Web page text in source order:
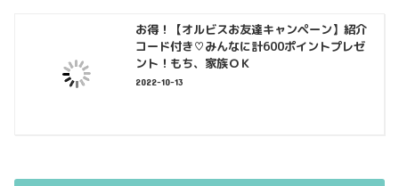
お得！【オルビスお友達キャンペーン】紹介
コード付き♡みんなに計600ポイントプレゼ
ント！もち、家族ＯＫ
2022-10-13